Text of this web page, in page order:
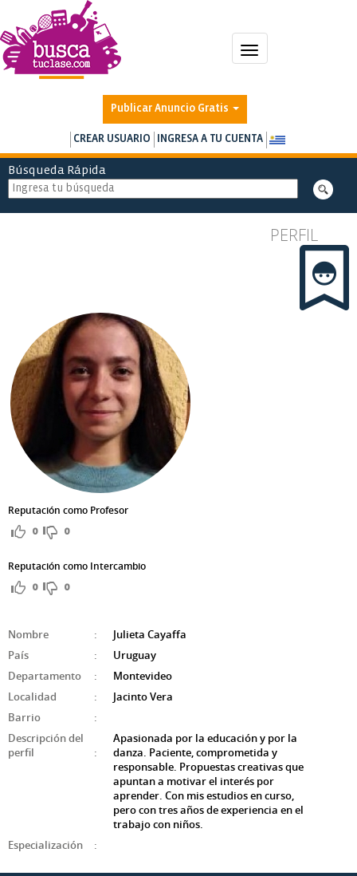
Toggle
navigation
Publicar Anuncio Gratis
CREAR USUARIO INGRESA A TU CUENTA
Búsqueda Rápida
PERFIL
Reputación como Profesor
0 0
Reputación como Intercambio
0 0
Nombre :
Julieta Cayaffa
País
:
Uruguay
Departamento
:
Montevideo
Localidad
:
Jacinto Vera
Barrio
:
Descripción del
perfil
:
Apasionada por la educación y por la
danza. Paciente, comprometida y
responsable. Propuestas creativas que
apuntan a motivar el interés por
aprender. Con mis estudios en curso,
pero con tres años de experiencia en el
trabajo con niños.
Especialización
: